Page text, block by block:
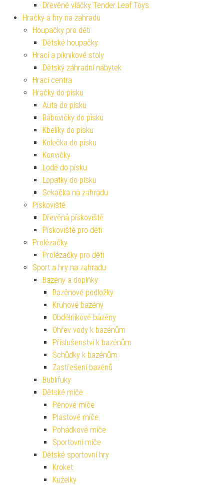
Dřevěné vláčky Tender Leaf Toys
Hračky a hry na zahradu
Houpačky pro děti
Dětské houpačky
Hrací a piknikové stoly
Dětský záhradní nábytek
Hrací centra
Hračky do písku
Auta do písku
Bábovičky do písku
Kbelíky do písku
Kolečka do písku
Konvičky
Lodě do písku
Lopatky do písku
Sekačka na zahradu
Pískoviště
Dřevěná pískoviště
Pískoviště pro děti
Prolézačky
Prolézačky pro děti
Sport a hry na zahradu
Bazény a doplňky
Bazénové podložky
Kruhové bazény
Obdélníkové bazény
Ohřev vody k bazénům
Příslušenství k bazénům
Schůdky k bazénům
Zastřešení bazénů
Bublifuky
Dětské míče
Pěnové míče
Plastové míče
Pohádkové míče
Sportovní míče
Dětské sportovní hry
Kroket
Kuželky